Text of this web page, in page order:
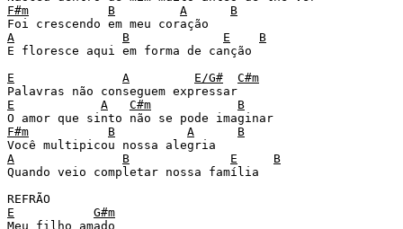
F#m
B A
B
A
B E
B
E floresce aqui em forma de canção
E
A E/G#
C#m
E
A C#m
B
F#m
B A
B
A
B E
B
Quando veio completar nossa família
E
G#m